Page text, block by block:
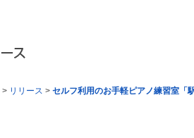
> リリース > セルフ利用のお手軽ピアノ練習室「